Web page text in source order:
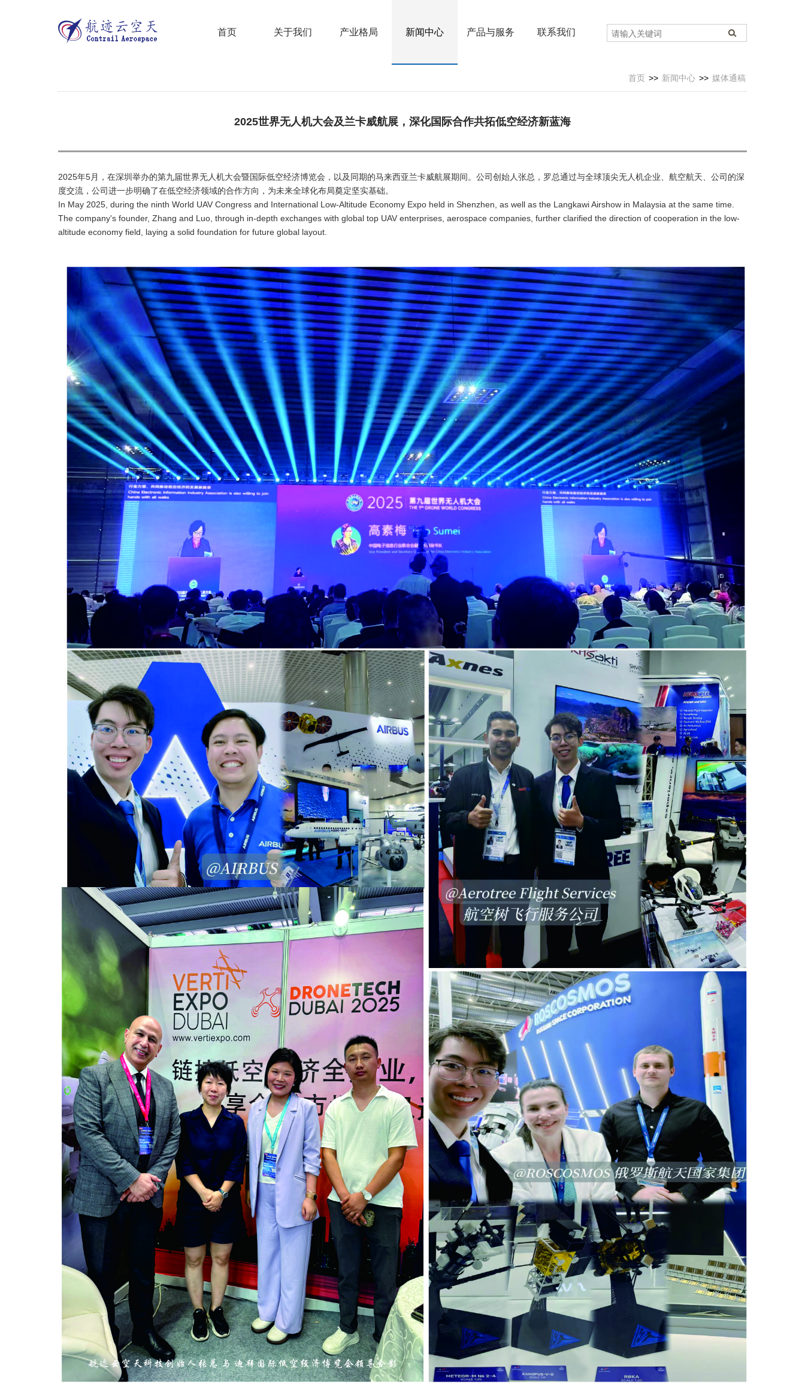
首页 关于我们 产业格局 新闻中心 产品与服务 联系我们
首页 >> 新闻中心 >> 媒体通稿
2025世界无人机大会及兰卡威航展，深化国际合作共拓低空经济新蓝海
2025年5月，在深圳举办的第九届世界无人机大会暨国际低空经济博览会，以及同期的马来西亚兰卡威航展期间。公司创始人张总，罗总通过与全球顶尖无人机企业、航空航天、公司的深
度交流，公司进一步明确了在低空经济领域的合作方向，为未来全球化布局奠定坚实基础。
In May 2025, during the ninth World UAV Congress and International Low-Altitude Economy Expo held in Shenzhen, as well as the Langkawi Airshow in Malaysia at the same time.
The company's founder, Zhang and Luo, through in-depth exchanges with global top UAV enterprises, aerospace companies, further clarified the direction of cooperation in the low-
altitude economy field, laying a solid foundation for future global layout.